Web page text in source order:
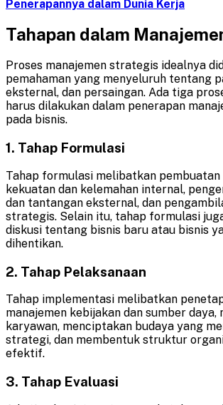
Penerapannya dalam Dunia Kerja
Tahapan dalam
Proses manajemen strategis idealnya
pemahaman yang menyeluruh tentang
eksternal, dan persaingan. Ada tiga
harus dilakukan dalam penerapan
pada bisnis.
1. Tahap Formulasi
Tahap formulasi melibatkan
kekuatan dan kelemahan internal,
dan tantangan eksternal, dan
strategis. Selain itu, tahap formulasi
diskusi tentang bisnis baru atau bisnis
dihentikan.
2. Tahap Pelaksanaan
Tahap implementasi melibatkan
manajemen kebijakan dan sumber daya,
karyawan, menciptakan budaya yang
strategi, dan membentuk struktur
efektif.
3. Tahap Evaluasi